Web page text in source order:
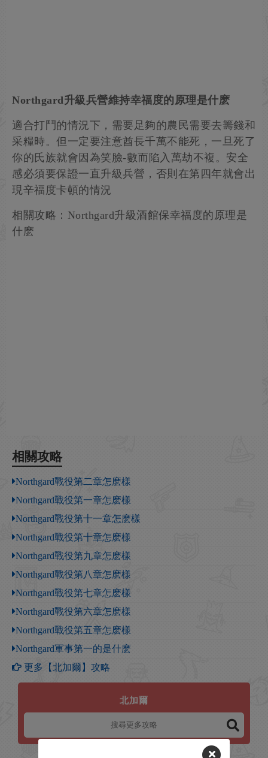
Northgard升級兵營維持幸福度的原理是什麽
適合打鬥的情況下，需要足夠的農民需要去籌錢和
采糧時。但一定要注意酋長千萬不能死，一旦死了
你的氏族就會因為笑臉-數而陷入萬劫不複。安全
感必須要保證一直升級兵營，否則在第四年就會出
現辛福度卡頓的情況
相關攻略：Northgard升級酒館保幸福度的原理是
什麽
相關攻略
Northgard戰役第二章怎麽樣
Northgard戰役第一章怎麽樣
Northgard戰役第十一章怎麽樣
Northgard戰役第十章怎麽樣
Northgard戰役第九章怎麽樣
Northgard戰役第八章怎麽樣
Northgard戰役第七章怎麽樣
Northgard戰役第六章怎麽樣
Northgard戰役第五章怎麽樣
Northgard軍事第一的是什麽
更多【北加爾】攻略
北加爾